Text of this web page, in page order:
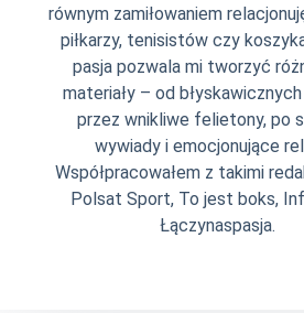
równym zamiłowaniem
piłkarzy, tenisistów czy
pasja pozwala mi tworzyć
materiały – od
przez wnikliwe felietony, po
wywiady i emocjonujące
Współpracowałem z takimi
Polsat Sport, To jest boks,
Łączynaspasja.